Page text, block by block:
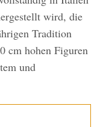
wird, die
Tradition
cm hohen Figuren
und